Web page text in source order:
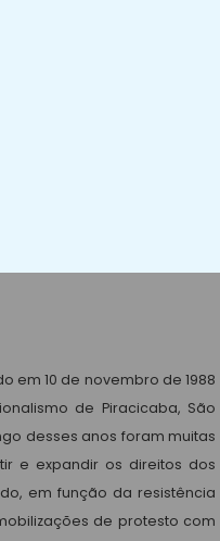
em 10 de novembro de 1988
de Piracicaba, São
desses anos foram muitas
e expandir os direitos dos
em função da resistência
de protesto com